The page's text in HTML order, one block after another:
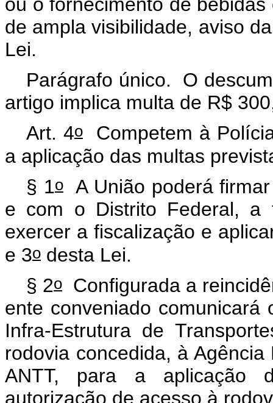
de ampla visibilidade, aviso
Lei.
Parágrafo único. O
artigo implica multa de R$
Art. 4oCompetem à
a aplicação das multas
§ 1oA União poderá firmar
e com o Distrito Federal, a
exercer a fiscalização e
e 3o desta Lei.
§ 2o Configurada a
ente conveniado
Infra-Estrutura de
rodovia concedida, à
ANTT, para a aplicação
autorização de acesso à